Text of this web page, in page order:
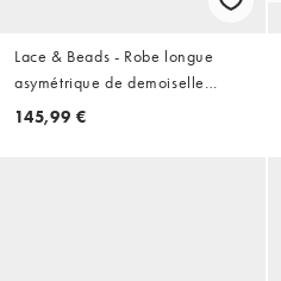
Lace & Beads - Robe longue
asymétrique de demoiselle
d'honneur en tulle à volants en
145,99 €